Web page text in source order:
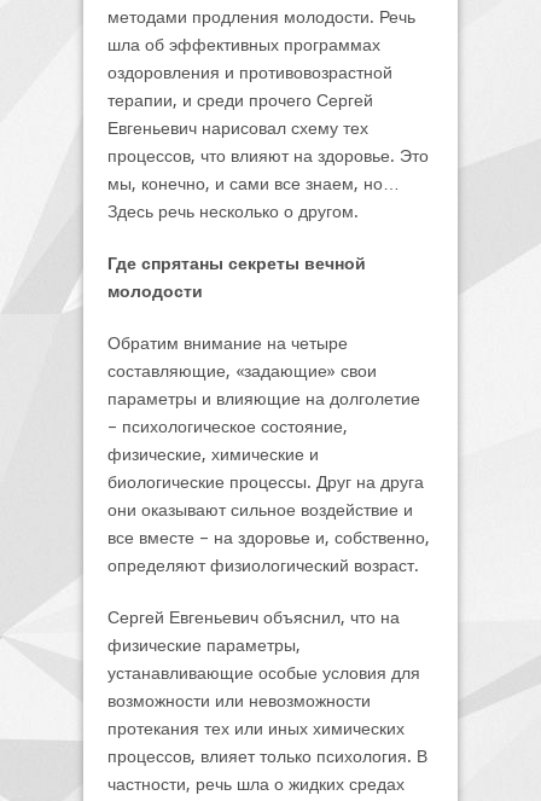
методами продления молодости. Речь
шла об эффективных программах
оздоровления и противовозрастной
терапии, и среди прочего Сергей
Евгеньевич нарисовал схему тех
процессов, что влияют на здоровье. Это
мы, конечно, и сами все знаем, но…
Здесь речь несколько о другом.
Где спрятаны секреты вечной
молодости
Обратим внимание на четыре
составляющие, «задающие» свои
параметры и влияющие на долголетие
– психологическое состояние,
физические, химические и
биологические процессы. Друг на друга
они оказывают сильное воздействие и
все вместе – на здоровье и, собственно,
определяют физиологический возраст.
Сергей Евгеньевич объяснил, что на
физические параметры,
устанавливающие особые условия для
возможности или невозможности
протекания тех или иных химических
процессов, влияет только психология. В
частности, речь шла о жидких средах